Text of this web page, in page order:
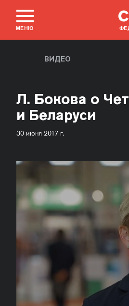
МЕНЮ
ВИДЕО
Л. Бокова о
и Беларуси
30 июня 2017 г.